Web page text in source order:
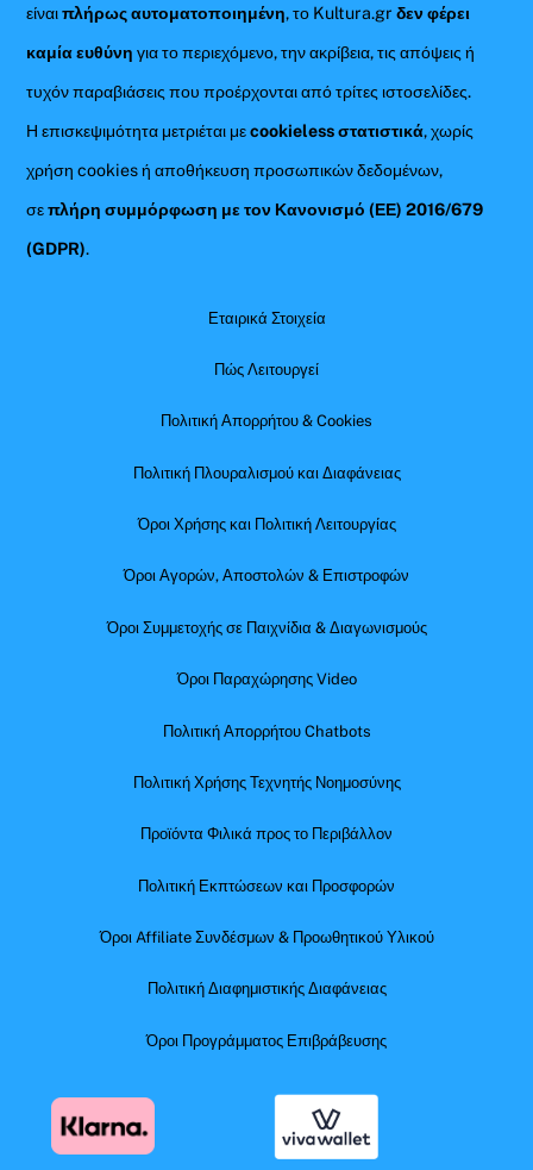
είναιπλήρως αυτοματοποιημένη, το Kultura.grδεν φέρει
καμία ευθύνη για το περιεχόμενο, την ακρίβεια, τις απόψεις ή
τυχόν παραβιάσεις που προέρχονται από τρίτες ιστοσελίδες.
Η επισκεψιμότητα μετριέται μεcookieless στατιστικά, χωρίς
χρήση cookies ή αποθήκευση προσωπικών δεδομένων,
σεπλήρη συμμόρφωση με τον Κανονισμό (ΕΕ) 2016/679
(GDPR).
Εταιρικά Στοιχεία
Πώς Λειτουργεί
Πολιτική Απορρήτου & Cookies
Πολιτική Πλουραλισμού και Διαφάνειας
Όροι Χρήσης και Πολιτική Λειτουργίας
Όροι Αγορών, Αποστολών & Επιστροφών
Όροι Συμμετοχής σε Παιχνίδια & Διαγωνισμούς
Όροι Παραχώρησης Video
Πολιτική Απορρήτου Chatbots
Πολιτική Χρήσης Τεχνητής Νοημοσύνης
Προϊόντα Φιλικά προς το Περιβάλλον
Πολιτική Εκπτώσεων και Προσφορών
Όροι Affiliate Συνδέσμων & Προωθητικού Υλικού
Πολιτική Διαφημιστικής Διαφάνειας
Όροι Προγράμματος Επιβράβευσης